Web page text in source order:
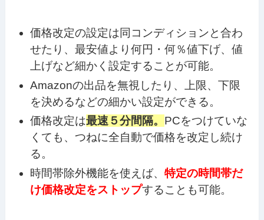
価格改定の設定は同コンディションと合わ
せたり、最安値より何円・何％値下げ、値
上げなど細かく設定することが可能。
Amazonの出品を無視したり、上限、下限
を決めるなどの細かい設定ができる。
価格改定は最速５分間隔。 PCをつけていな
くても、つねに全自動で価格を改定し続け
る。
時間帯除外機能を使えば、 特定の時間帯だ
け価格改定をストップすることも可能。